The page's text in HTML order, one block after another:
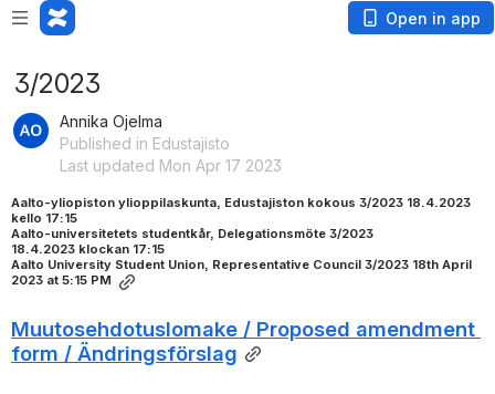
Open in app
3/2023
Annika Ojelma
Published in Edustajisto
Last updated Mon Apr 17 2023
Aalto-yliopiston ylioppilaskunta, Edustajiston kokous 3/2023 18.4.2023
kello 17:15
Aalto-universitetets studentkår, Delegationsmöte 3/2023
18.4.2023 klockan 17:15
Aalto University Student Union, Representative Council 3/2023 18th April
2023 at 5:15 PM
Muutosehdotuslomake / Proposed amendment
form / Ändringsförslag